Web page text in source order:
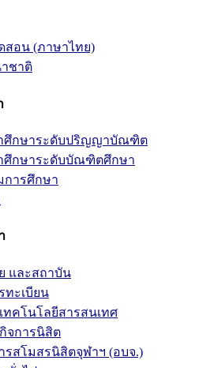
สอน (ภาษาไทย)
ชาติ
ศึกษาระดับปริญญาบัณฑิต
ศึกษาระดับบัณฑิตศึกษา
การศึกษา
และสถาบัน
ทะเบียน
ทคโนโลยีสารสนเทศ
จการนิสิต
รสโมสรนิสิตจุฬาฯ (อบจ.)